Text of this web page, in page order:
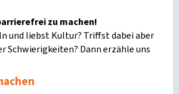
zu machen!
und liebst Kultur? Triffst dabei aber
Schwierigkeiten? Dann erzähle uns